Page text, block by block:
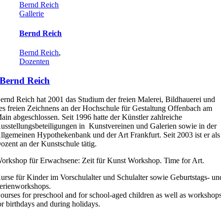
Bernd Reich
Gallerie
Bernd Reich
Bernd Reich,
Dozenten
Bernd Reich
Reich hat 2001 das Studium der freien Malerei, Bildhauerei und
freien Zeichnens an der Hochschule für Gestaltung Offenbach am
abgeschlossen. Seit 1996 hatte der Künstler zahlreiche
in Kunstvereinen und Galerien sowie in der
Hypothekenbank und der Art Frankfurt. Seit 2003 ist er als
an der Kunstschule tätig.
für Erwachsene: Zeit für Kunst Workshop. Time for Art.
für Kinder im Vorschulalter und Schulalter sowie Geburtstags-
for preschool and for school-aged children as well as
birthdays and during holidays.